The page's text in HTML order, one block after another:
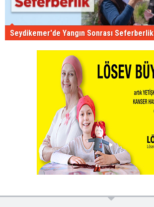
Seydikemer'de Yangın Sonrası Seferberlik